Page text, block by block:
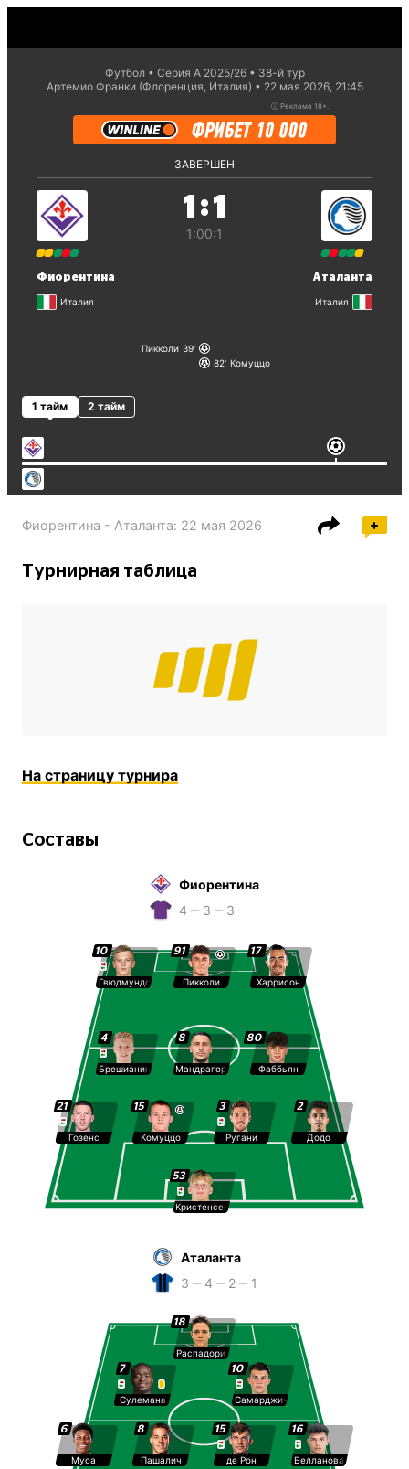
Футбол Серия А 2025/26
38-й тур
Артемио Франки (Флоренция, Италия)
22 мая 2026, 21:45
ⓘ Реклама 18+.
ЗАВЕРШЕН
Фиорентина
Италия
1 :1
1:00:1
Аталанта
Италия
Пикколи 39
82 Комуццо
1 тайм 2 тайм
Фиорентина - Аталанта: 22 мая 2026
Турнирная таблица
На страницу турнира
Составы
Фиорентина
4 ‒ 3 ‒ 3
53
Кристенсен
17
Харрисон
10
Гвюдмундссон
8
Мандрагора
3
Ругани
91
Пикколи
21
Гозенс
4
Брешианини
2
Додо
80
Фаббьян
15
Комуццо
Аталанта
3 ‒ 4 ‒ 2 ‒ 1
7
Сулемана
6
Муса
18
Распадори
16
Белланова
15
де Рон
8
Пашалич
10
Самарджич